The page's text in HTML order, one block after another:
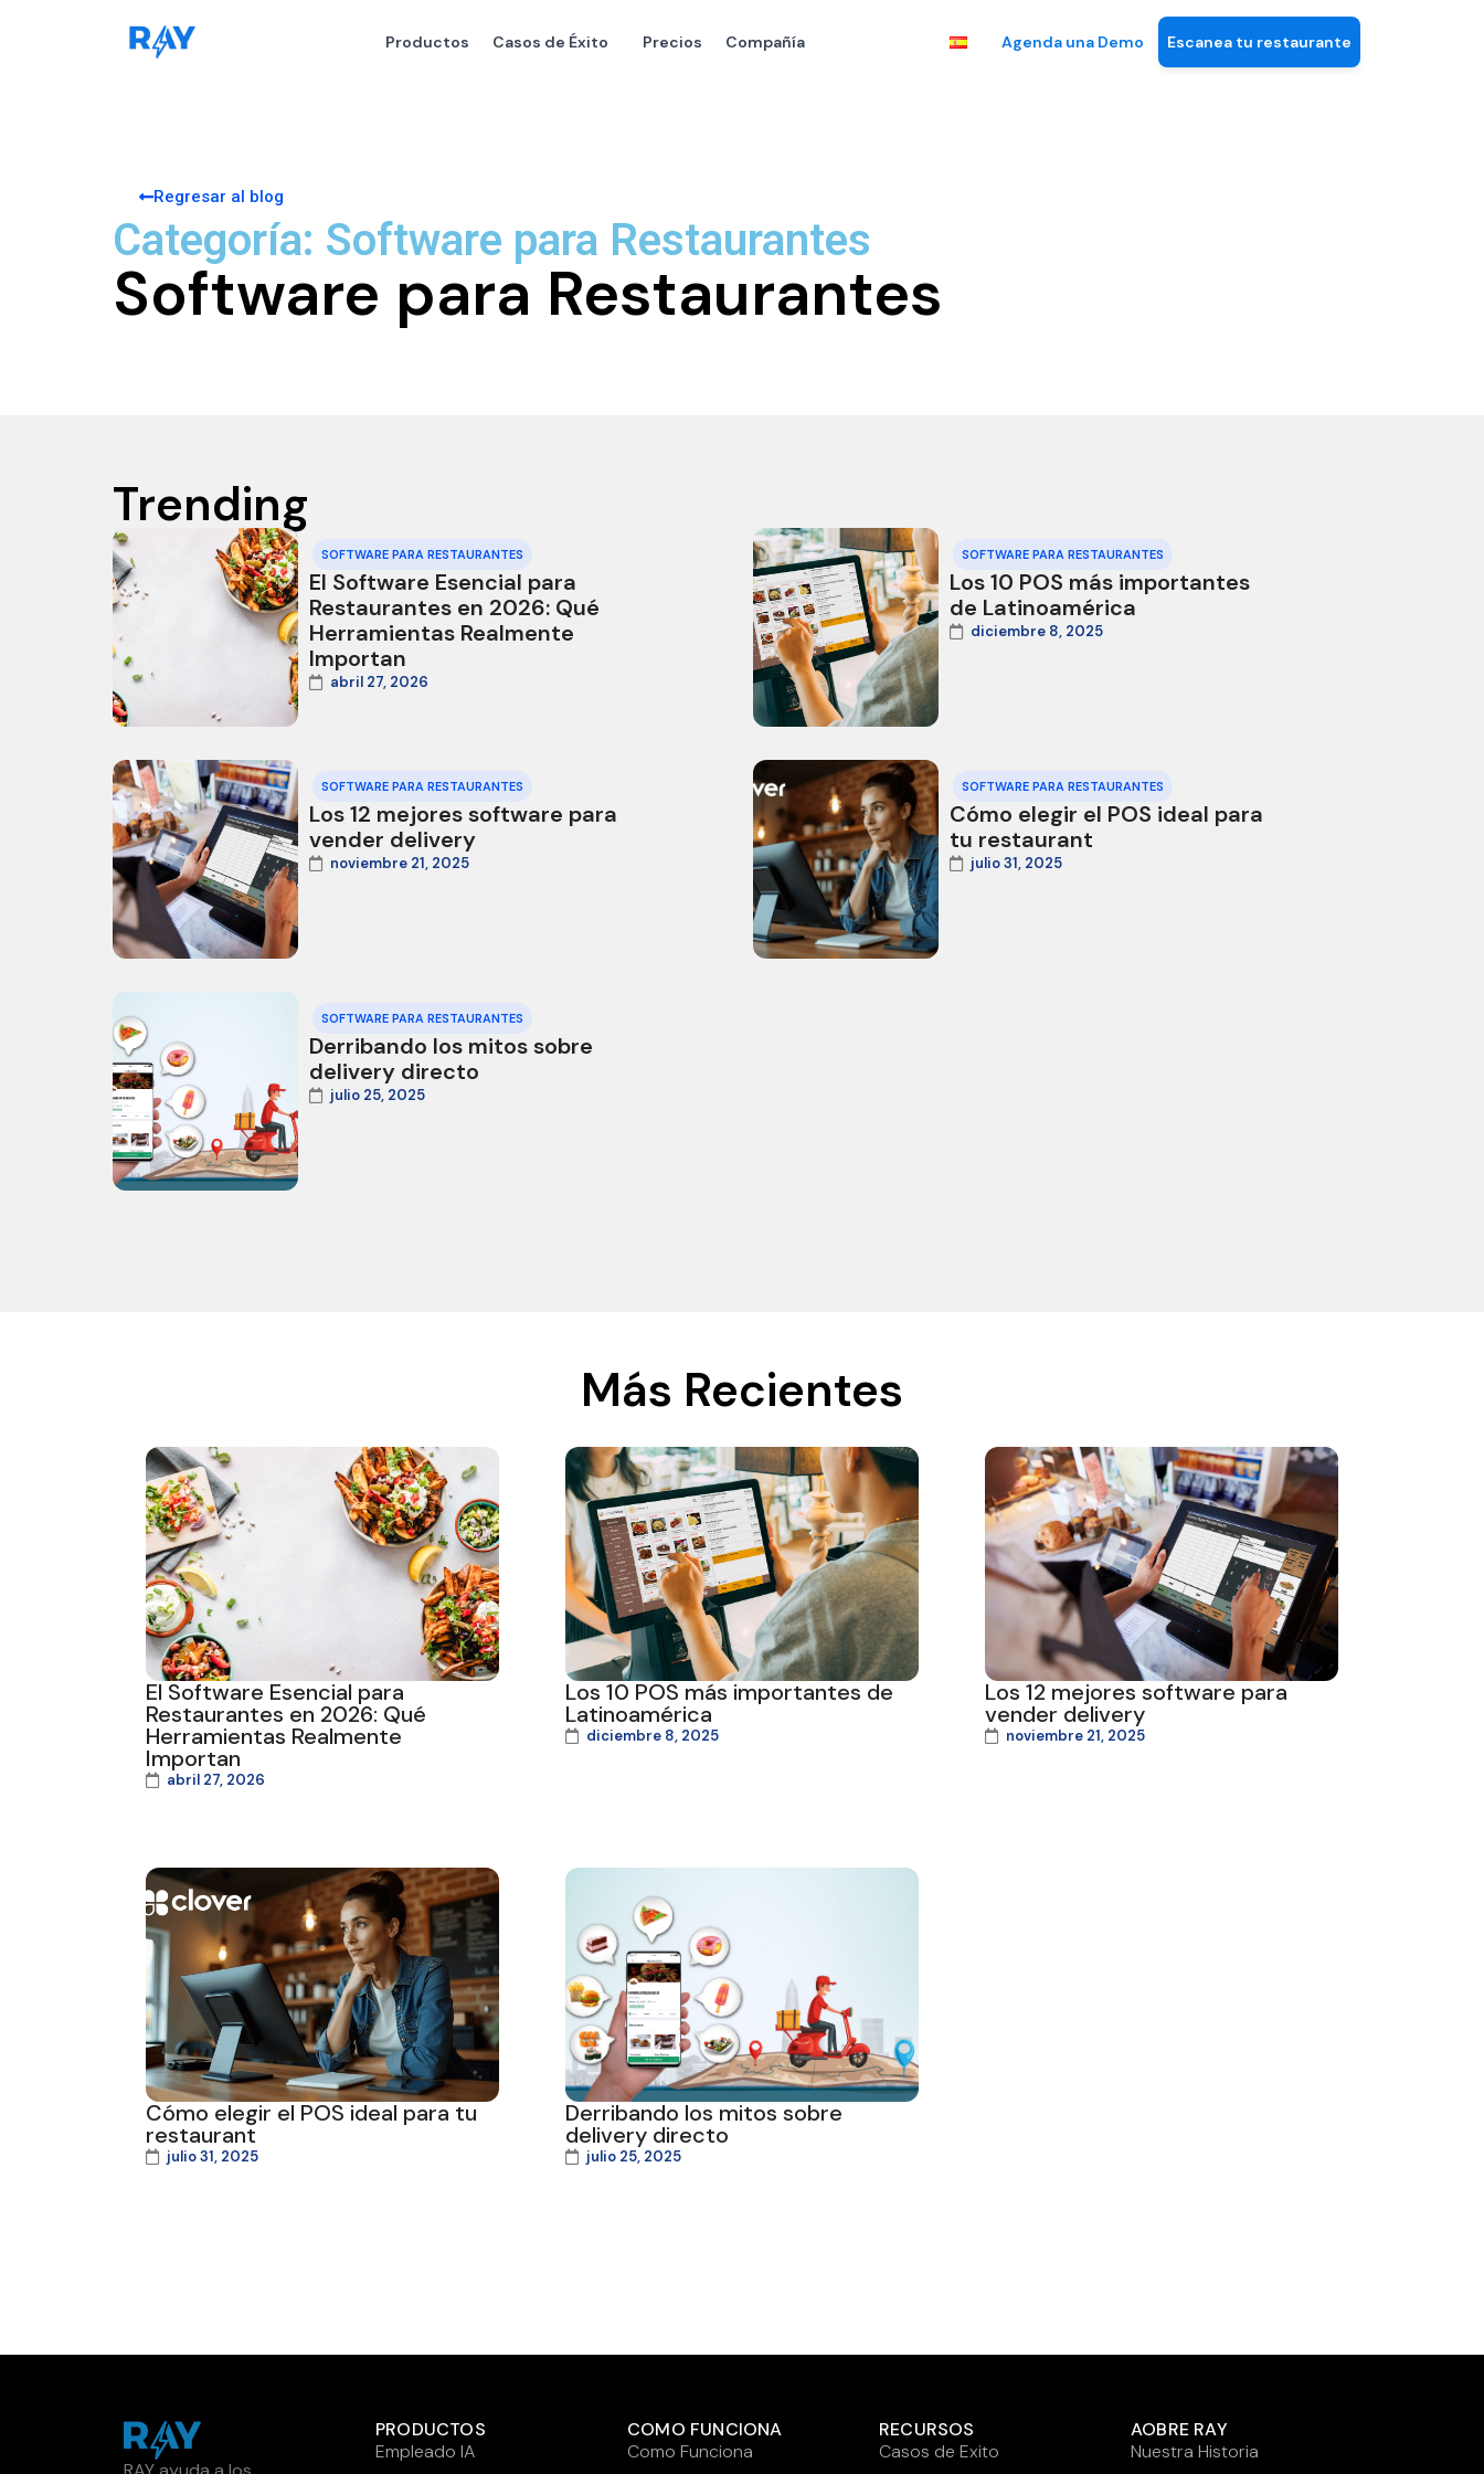
Productos Casos de Éxito Precios Compañía Agenda una Demo Escanea tu restaurante
Regresar al blog
Categoría: Software para Restaurantes
Software para Restaurantes
Trending
SOFTWARE PARA RESTAURANTES
El Software Esencial para
Restaurantes en 2026: Qué
Herramientas Realmente
Importan
abril 27, 2026
SOFTWARE PARA RESTAURANTES
Los 10 POS más importantes
de Latinoamérica
diciembre 8, 2025
SOFTWARE PARA RESTAURANTES
Los 12 mejores software para
vender delivery
noviembre 21, 2025
SOFTWARE PARA RESTAURANTES
Cómo elegir el POS ideal para
tu restaurant
julio 31, 2025
SOFTWARE PARA RESTAURANTES
Derribando los mitos sobre
delivery directo
julio 25, 2025
Más Recientes
El Software Esencial para
Restaurantes en 2026: Qué
Herramientas Realmente
Importan
abril 27, 2026
Los 10 POS más importantes de
Latinoamérica
diciembre 8, 2025
Los 12 mejores software para
vender delivery
noviembre 21, 2025
Cómo elegir el POS ideal para tu
restaurant
julio 31, 2025
Derribando los mitos sobre
delivery directo
julio 25, 2025
PRODUCTOS
Empleado IA
COMO FUNCIONA
Como Funciona
RECURSOS
Casos de Exito
AOBRE RAY
Nuestra Historia